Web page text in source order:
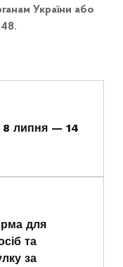
України або
8 липня — 14
для
та
за